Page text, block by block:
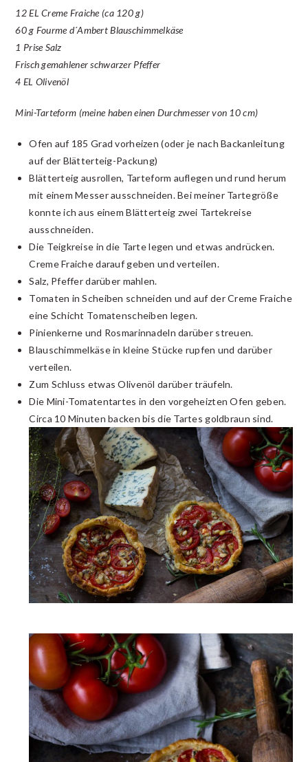
12 EL Creme Fraiche (ca 120 g)
60 g Fourme d´Ambert Blauschimmelkäse
1 Prise Salz
Frisch gemahlener schwarzer Pfeffer
4 EL Olivenöl
Mini-Tarteform (meine haben einen Durchmesser von 10 cm)
Ofen auf 185 Grad vorheizen (oder je nach Backanleitung
auf der Blätterteig-Packung)
Blätterteig ausrollen, Tarteform auflegen und rund herum
mit einem Messer ausschneiden. Bei meiner Tartegröße
konnte ich aus einem Blätterteig zwei Tartekreise
ausschneiden.
Die Teigkreise in die Tarte legen und etwas andrücken.
Creme Fraiche darauf geben und verteilen.
Salz, Pfeffer darüber mahlen.
Tomaten in Scheiben schneiden und auf der Creme Fraiche
eine Schicht Tomatenscheiben legen.
Pinienkerne und Rosmarinnadeln darüber streuen.
Blauschimmelkäse in kleine Stücke rupfen und darüber
verteilen.
Zum Schluss etwas Olivenöl darüber träufeln.
Die Mini-Tomatentartes in den vorgeheizten Ofen geben.
Circa 10 Minuten backen bis die Tartes goldbraun sind.